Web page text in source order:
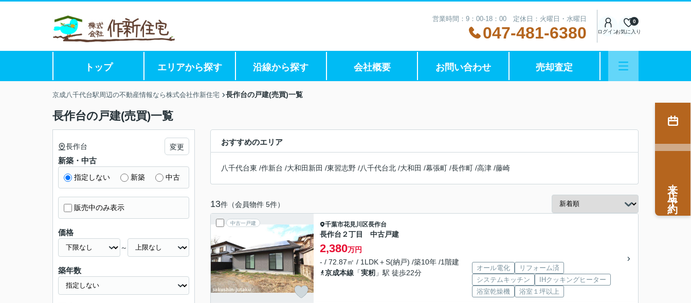
営業時間：9：00-18：00 定休日：火曜日・水曜日
047-481-6380 ログインお気に入り
0
トップ エリアから探す 沿線から探す 会社概要 お問い合わせ 売却査定
京成八千代台駅周辺の不動産情報なら株式会社作新住宅 長作台の戸建(売買)一覧
長作台の戸建(売買)一覧
おすすめのエリア
八千代台東 /作新台 /大和田新田 /東習志野 /八千代台北 /大和田 /幕張町 /長作町 /高津 /藤崎
13件（会員物件 5件）
中古一戸建 千葉市花見川区長作台
長作台２丁目 中古戸建
2,380万円
- / 72.87㎡ / 1LDK＋S(納戸) /築10年 /1階建
京成本線 「実籾 」駅 徒歩22分
オール電化
リフォーム済
システムキッチン
IHクッキングヒーター
浴室乾燥機
浴室１坪以上
長作台 変更
新築・中古
指定しない 新築 中古
販売中のみ表示
価格
～
築年数
来店予約